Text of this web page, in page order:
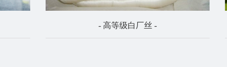
- 高等级白厂丝 -